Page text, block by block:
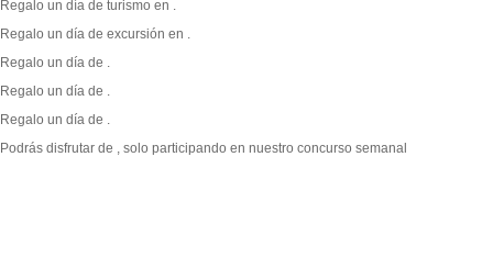
Regalo un día de turismo en .
Regalo un día de excursión en .
Regalo un día de .
Regalo un día de .
Regalo un día de .
Podrás disfrutar de , solo participando en nuestro concurso semanal